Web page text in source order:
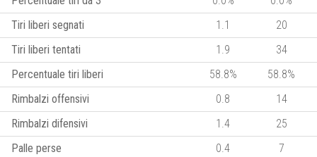
Tiri liberi segnati
1.1
20
Tiri liberi tentati
1.9
34
Percentuale tiri liberi
58.8%
58.8%
Rimbalzi offensivi
0.8
14
Rimbalzi difensivi
1.4
25
Palle perse
0.4
7